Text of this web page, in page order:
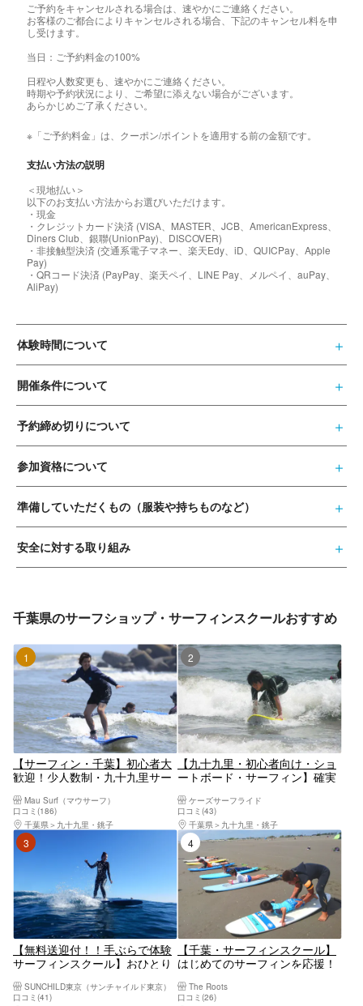
ご予約をキャンセルされる場合は、速やかにご連絡ください。
お客様のご都合によりキャンセルされる場合、下記のキャンセル料を申
し受けます。
当日：ご予約料金の100%
日程や人数変更も、速やかにご連絡ください。
時期や予約状況により、ご希望に添えない場合がございます。
あらかじめご了承ください。
※「ご予約料金」は、クーポン/ポイントを適用する前の金額です。
支払い方法の説明
＜現地払い＞
以下のお支払い方法からお選びいただけます。
・現金
・クレジットカード決済 (VISA、MASTER、JCB、AmericanExpress、
Diners Club、銀聯(UnionPay)、DISCOVER)
・非接触型決済 (交通系電子マネー、楽天Edy、iD、QUICPay、Apple
Pay)
・QRコード決済 (PayPay、楽天ペイ、LINE Pay、メルペイ、auPay、
AliPay)
体験時間について
開催条件について
予約締め切りについて
参加資格について
準備していただくもの（服装や持ちものなど）
安全に対する取り組み
千葉県のサーフショップ・サーフィンスクールおすすめ
1位
【サーフィン・千葉】初心者大
歓迎！少人数制・九十九里サー
Mau Surf（マウサーフ）
口コミ(186)
千葉県
九十九里・銚子
2位
【九十九里・初心者向け・ショ
ートボード・サーフィン】確実
に！ショートボードコース
ケーズサーフライド
口コミ(43)
千葉県
九十九里・銚子
【無料送迎付！！手ぶらで体験
サーフィンスクール】おひとり
から好アクセスJR市川↔︎海まで
SUNCHILD東京（サンチャイルド東京）
口コミ(41)
4位
【千葉・サーフィンスクール】
はじめてのサーフィンを応援！
The Roots
口コミ(26)